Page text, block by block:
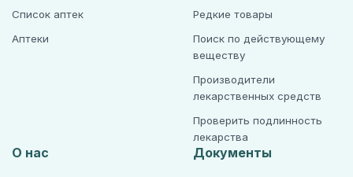
Список аптек
Аптеки
Редкие товары
Поиск по действующему
веществу
Производители
лекарственных средств
Проверить подлинность
лекарства
О нас Документы